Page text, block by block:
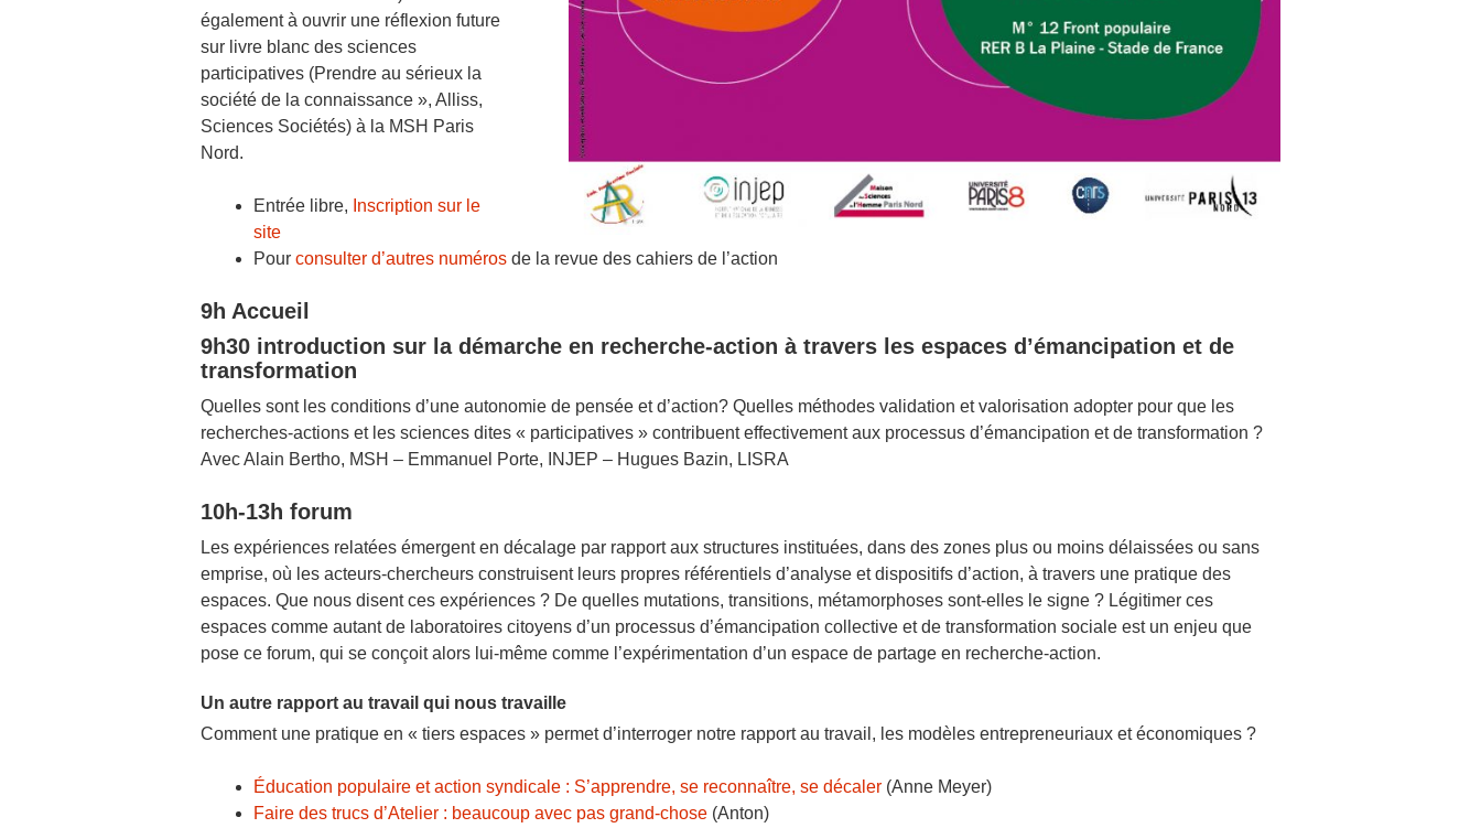
également à ouvrir une réflexion future
sur livre blanc des sciences
participatives (Prendre au sérieux la
société de la connaissance », Alliss,
Sciences Sociétés) à la MSH Paris
Nord.
Entrée libre, Inscription sur le
site
Pour consulter d’autres numéros de la revue des cahiers de l’action
9h Accueil
9h30 introduction sur la démarche en recherche-action à travers les espaces d’émancipation et de
transformation
Quelles sont les conditions d’une autonomie de pensée et d’action? Quelles méthodes validation et valorisation adopter pour que les
recherches-actions et les sciences dites « participatives » contribuent effectivement aux processus d’émancipation et de transformation ?
Avec Alain Bertho, MSH – Emmanuel Porte, INJEP – Hugues Bazin, LISRA
10h-13h forum
Les expériences relatées émergent en décalage par rapport aux structures instituées, dans des zones plus ou moins délaissées ou sans
emprise, où les acteurs-chercheurs construisent leurs propres référentiels d’analyse et dispositifs d’action, à travers une pratique des
espaces. Que nous disent ces expériences ? De quelles mutations, transitions, métamorphoses sont-elles le signe ? Légitimer ces
espaces comme autant de laboratoires citoyens d’un processus d’émancipation collective et de transformation sociale est un enjeu que
pose ce forum, qui se conçoit alors lui-même comme l’expérimentation d’un espace de partage en recherche-action.
Un autre rapport au travail qui nous travaille
Comment une pratique en « tiers espaces » permet d’interroger notre rapport au travail, les modèles entrepreneuriaux et économiques ?
Éducation populaire et action syndicale : S’apprendre, se reconnaître, se décaler (Anne Meyer)
Faire des trucs d’Atelier : beaucoup avec pas grand-chose (Anton)